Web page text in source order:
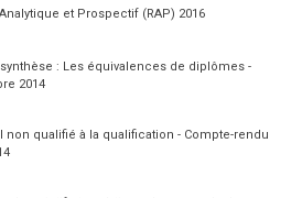
et Prospectif (RAP) 2016
: Les équivalences de diplômes -
2014
non qualifié à la qualification - Compte-rendu